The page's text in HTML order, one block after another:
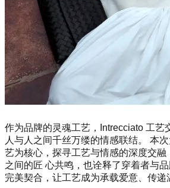
作为品牌的灵魂工艺，Intrecciato 工艺
人与人之间千丝万缕的情感联结。 本
艺为核心，探寻工艺与情感的深度交
之间的匠 心共鸣，也诠释了穿着者与
完美契合，让工艺成为承载爱意、传递